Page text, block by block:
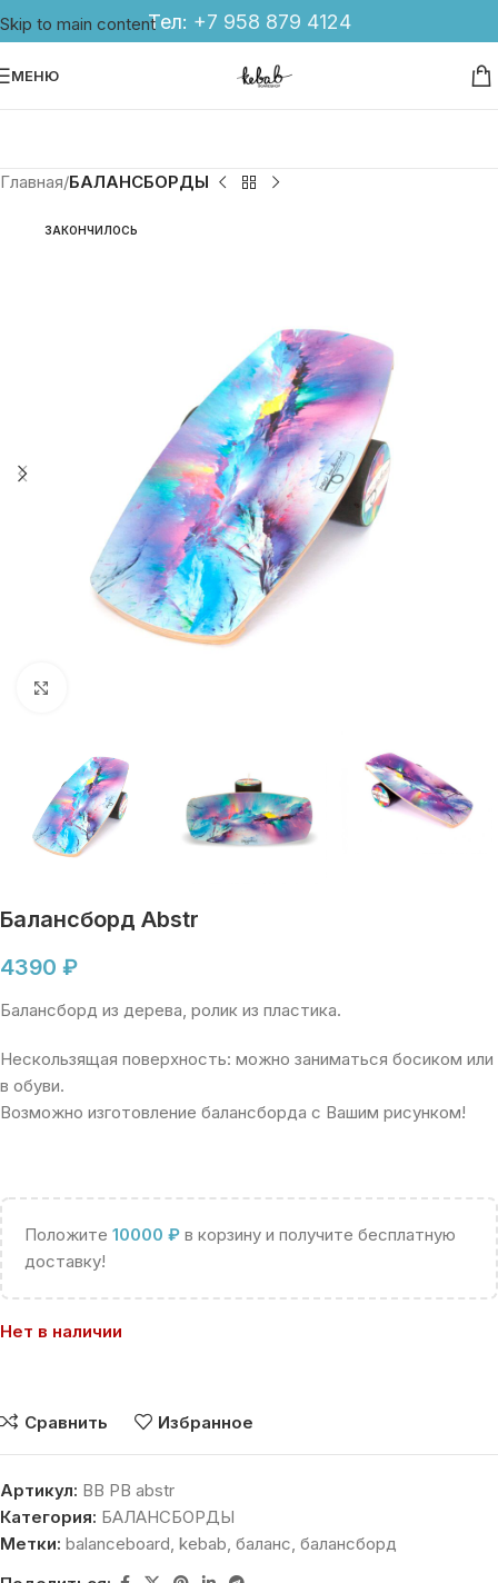
Skip to main contentТел: +7 958 879 4124
МЕНЮ
Главная БАЛАНСБОРДЫ
ЗАКОНЧИЛОСЬ
Балансборд Abstr
4390 ₽
Балансборд из дерева, ролик из пластика.
Нескользящая поверхность: можно заниматься босиком или
в обуви.
Возможно изготовление балансборда с Вашим рисунком!
Положите 10000 ₽ в корзину и получите бесплатную
доставку!
Нет в наличии
Сравнить Избранное
Артикул: BB PB abstr
Категория: БАЛАНСБОРДЫ
Метки: balanceboard, kebab, баланс, балансборд